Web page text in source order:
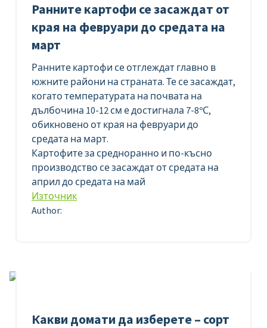
Ранните картофи се засаждат от
края на февруари до средата на
март
Ранните картофи се отглеждат главно в
южните райони на страната. Те се засаждат,
когато температурата на почвата на
дълбочина 10-12 см е достигнала 7-8ºС,
обикновено от края на февруари до
средата на март.
Картофите за средноранно и по-късно
производство се засаждат от средата на
април до средата на май
Източник
Author:
Какви домати да изберете – сорт